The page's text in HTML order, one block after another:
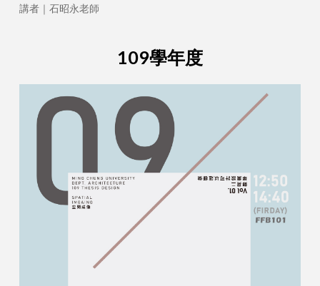
講者｜石昭永老師
109學年度